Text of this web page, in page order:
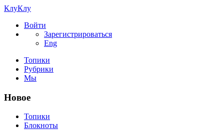
КлуКлу
Войти
Зарегистрироваться
Eng
Топики
Рубрики
Мы
Новое
Топики
Блокноты